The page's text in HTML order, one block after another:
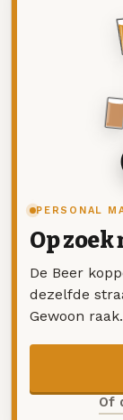
PERSONAL
Op
De Beer
dezelfde
Gewoon raak.
Of